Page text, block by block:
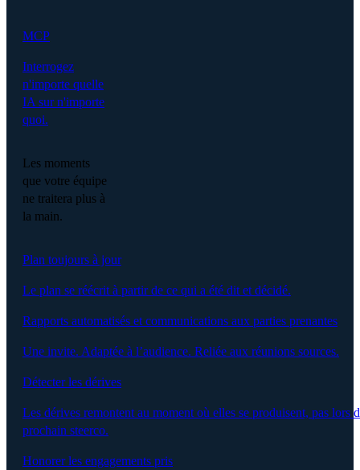
MCP
Interrogez
n'importe quelle
IA sur n'importe
quoi.
Les moments
que votre équipe
ne traitera plus à
la main.
Plan toujours à jour
Le plan se réécrit à partir de ce qui a été dit et décidé.
Rapports automatisés et communications aux parties prenantes
Une invite. Adaptée à l’audience. Reliée aux réunions sources.
Détecter les dérives
Les dérives remontent au moment où elles se produisent, pas lors
prochain steerco.
Honorer les engagements pris